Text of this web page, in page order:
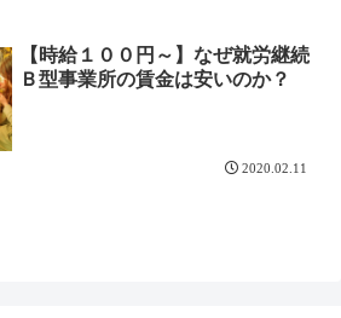
【時給１００円～】なぜ就労継続
Ｂ型事業所の賃金は安いのか？
2020.02.11